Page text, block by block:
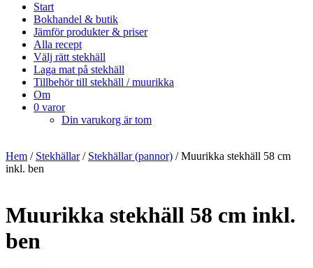
Start
Bokhandel & butik
Jämför produkter & priser
Alla recept
Välj rätt stekhäll
Laga mat på stekhäll
Tillbehör till stekhäll / muurikka
Om
0 varor
Din varukorg är tom
Hem / Stekhällar/ Stekhällar (pannor) / Muurikka stekhäll 58 cm
inkl. ben
Muurikka stekhäll 58 cm inkl.
ben